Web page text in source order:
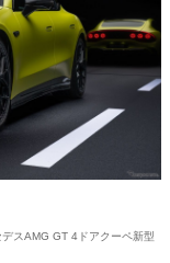
スAMG GT 4ドアクーペ新型